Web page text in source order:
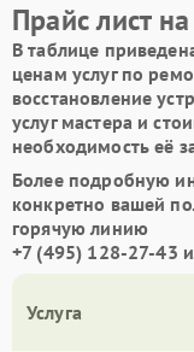
Прайс лист
В таблице
ценам услуг по
восстановление
услуг мастера и
необходимость её
Более подробную
конкретно вашей
горячую линию
+7 (495) 128-27-43
Услуга